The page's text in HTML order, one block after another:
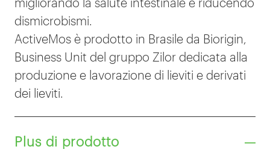
dismicrobismi.
ActiveMos è prodotto in Brasile da Biorigin,
Business Unit del gruppo Zilor dedicata alla
produzione e lavorazione di lieviti e derivati
dei lieviti.
Plus di prodotto